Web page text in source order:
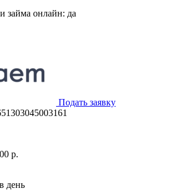
займа онлайн: да
Подать заявку
р.
день